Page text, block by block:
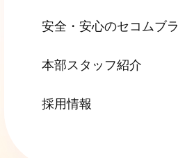
安全・安心のセコムブ
本部スタッフ紹介
採用情報